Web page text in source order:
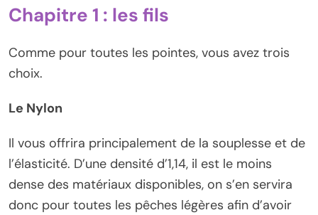
Chapitre 1 : les fils
Comme pour toutes les pointes, vous avez trois
choix.
Le Nylon
Il vous offrira principalement de la souplesse et de
l’élasticité. D’une densité d’1,14, il est le moins
dense des matériaux disponibles, on s’en servira
donc pour toutes les pêches légères afin d’avoir